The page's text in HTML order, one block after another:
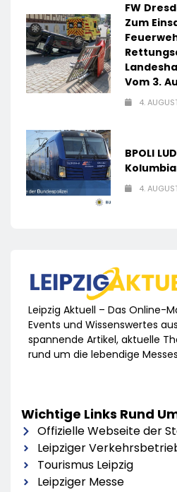
FW
Zum
Vom 3.
4.
BPOLI
4.
Leipzig Aktuell – Das Online-
Events und Wissenswertes
spannende Artikel, aktuelle
rund um die lebendige
Wichtige Links Rund
Offizielle Webseite der
Leipziger
Tourismus Leipzig
Leipziger Messe